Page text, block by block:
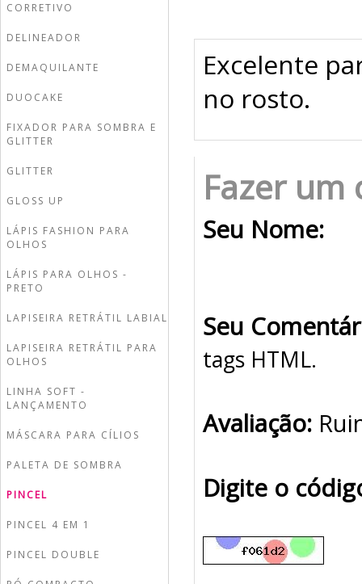
CORRETIVO
DELINEADOR
DEMAQUILANTE
DUOCAKE
FIXADOR PARA SOMBRA E
GLITTER
GLITTER
GLOSS UP
LÁPIS FASHION PARA
OLHOS
LÁPIS PARA OLHOS -
PRETO
LAPISEIRA RETRÁTIL LABIAL
LAPISEIRA RETRÁTIL PARA
OLHOS
LINHA SOFT -
LANÇAMENTO
MÁSCARA PARA CÍLIOS
PALETA DE SOMBRA
PINCEL
PINCEL 4 EM 1
PINCEL DOUBLE
Excelente
no rosto.
Fazer um
Seu Nome:
Seu
tags HTML.
Avaliação:
Digite o